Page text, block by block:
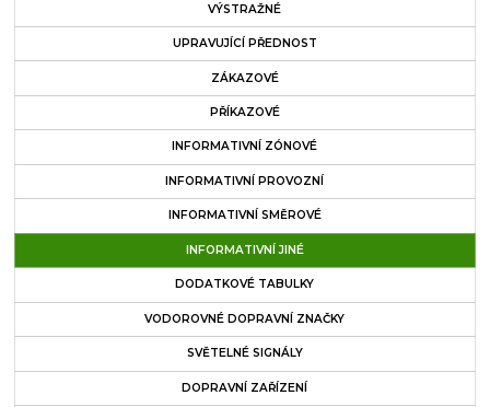
VÝSTRAŽNÉ
UPRAVUJÍCÍ PŘEDNOST
ZÁKAZOVÉ
PŘÍKAZOVÉ
INFORMATIVNÍ ZÓNOVÉ
INFORMATIVNÍ PROVOZNÍ
INFORMATIVNÍ SMĚROVÉ
INFORMATIVNÍ JINÉ
DODATKOVÉ TABULKY
VODOROVNÉ DOPRAVNÍ ZNAČKY
SVĚTELNÉ SIGNÁLY
DOPRAVNÍ ZAŘÍZENÍ